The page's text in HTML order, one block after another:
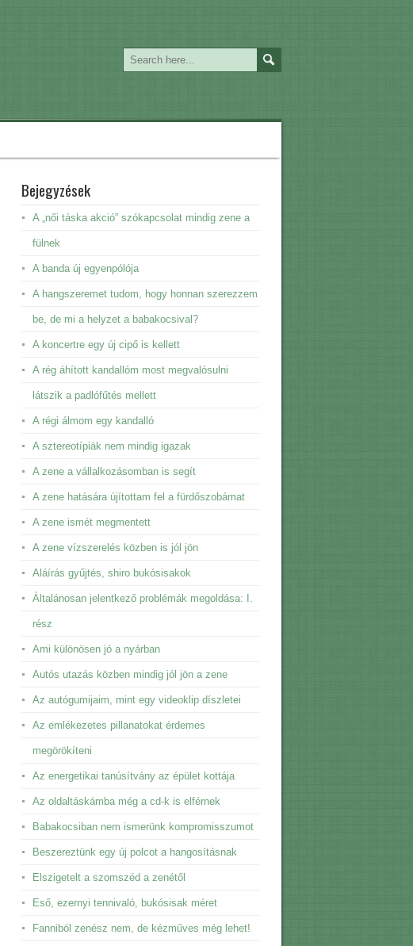
Bejegyzések
A „női táska akció” szókapcsolat mindig zene a
fülnek
A banda új egyenpólója
A hangszeremet tudom, hogy honnan szerezzem
be, de mi a helyzet a babakocsival?
A koncertre egy új cipő is kellett
A rég áhított kandallóm most megvalósulni
látszik a padlófűtés mellett
A régi álmom egy kandalló
A sztereotípiák nem mindig igazak
A zene a vállalkozásomban is segít
A zene hatására újítottam fel a fürdőszobámat
A zene ismét megmentett
A zene vízszerelés közben is jól jön
Aláírás gyűjtés, shiro bukósisakok
Általánosan jelentkező problémák megoldása: I.
rész
Ami különösen jó a nyárban
Autós utazás közben mindig jól jön a zene
Az autógumijaim, mint egy videoklip díszletei
Az emlékezetes pillanatokat érdemes
megörökíteni
Az energetikai tanúsítvány az épület kottája
Az oldaltáskámba még a cd-k is elférnek
Babakocsiban nem ismerünk kompromisszumot
Beszereztünk egy új polcot a hangosításnak
Elszigetelt a szomszéd a zenétől
Eső, ezernyi tennivaló, bukósisak méret
Fanniból zenész nem, de kézműves még lehet!